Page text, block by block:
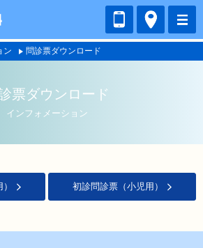
ン 問診票ダウンロード
票ダウンロード
インフォメーション
初診問診票（小児用）